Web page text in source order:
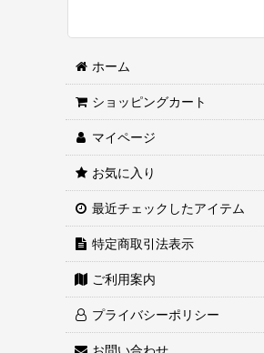
ホーム
ショッピングカート
マイページ
お気に入り
最近チェックしたアイテム
特定商取引法表示
ご利用案内
プライバシーポリシー